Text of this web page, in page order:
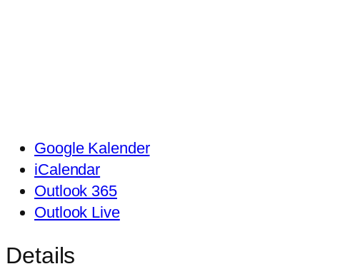
Google Kalender
iCalendar
Outlook 365
Outlook Live
Details